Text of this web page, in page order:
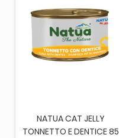
NATUA CAT JELLY
TONNETTO E DENTICE 85